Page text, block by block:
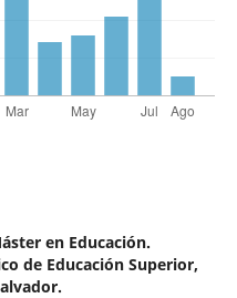
en Educación.
de Educación Superior,